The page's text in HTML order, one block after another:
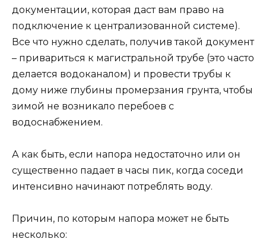
документации, которая даст вам право на
подключение к централизованной системе).
Все что нужно сделать, получив такой документ
– привариться к магистральной трубе (это часто
делается водоканалом) и провести трубы к
дому ниже глубины промерзания грунта, чтобы
зимой не возникало перебоев с
водоснабжением.
А как быть, если напора недостаточно или он
существенно падает в часы пик, когда соседи
интенсивно начинают потреблять воду.
Причин, по которым напора может не быть
несколько: